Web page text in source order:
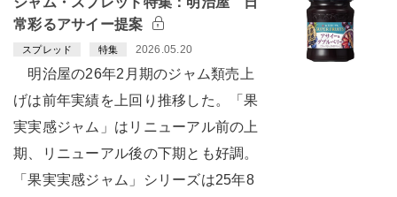
常彩るアサイー提案
スプレッド 特集 2026.05.20
明治屋の26年2月期のジャム類売上
げは前年実績を上回り推移した。「果
実実感ジャム」はリニューアル前の上
期、リニューアル後の下期とも好調。
「果実実感ジャム」シリーズは25年8